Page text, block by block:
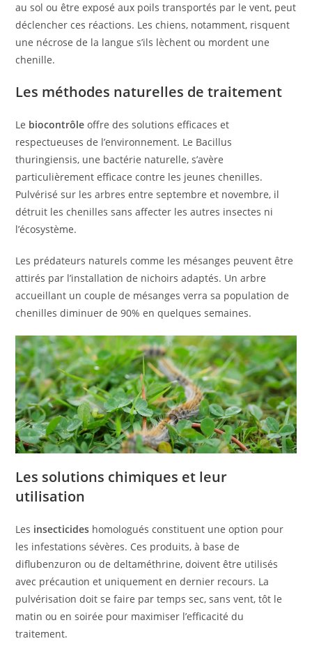
au sol ou être exposé aux poils transportés par le vent, peut
déclencher ces réactions. Les chiens, notamment, risquent
une nécrose de la langue s’ils lèchent ou mordent une
chenille.
Les méthodes naturelles de traitement
Le biocontrôle offre des solutions efficaces et
respectueuses de l’environnement. Le Bacillus
thuringiensis, une bactérie naturelle, s’avère
particulièrement efficace contre les jeunes chenilles.
Pulvérisé sur les arbres entre septembre et novembre, il
détruit les chenilles sans affecter les autres insectes ni
l’écosystème.
Les prédateurs naturels comme les mésanges peuvent être
attirés par l’installation de nichoirs adaptés. Un arbre
accueillant un couple de mésanges verra sa population de
chenilles diminuer de 90% en quelques semaines.
Les solutions chimiques et leur
utilisation
Les insecticides homologués constituent une option pour
les infestations sévères. Ces produits, à base de
diflubenzuron ou de deltaméthrine, doivent être utilisés
avec précaution et uniquement en dernier recours. La
pulvérisation doit se faire par temps sec, sans vent, tôt le
matin ou en soirée pour maximiser l’efficacité du
traitement.